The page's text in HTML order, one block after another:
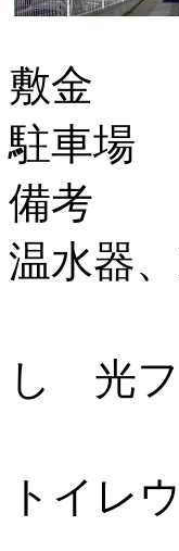
敷金
駐車場
備考 エ
温水器
全室
し 光フ
フレ
トイレ